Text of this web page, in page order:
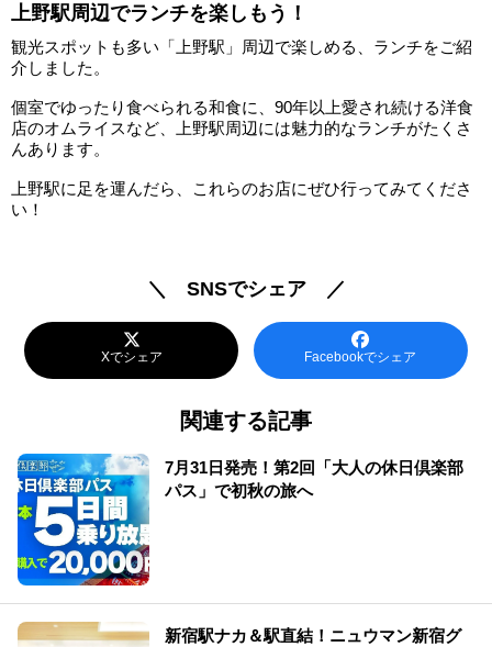
上野駅周辺でランチを楽しもう！
観光スポットも多い「上野駅」周辺で楽しめる、ランチをご紹
介しました。
個室でゆったり食べられる和食に、90年以上愛され続ける洋食
店のオムライスなど、上野駅周辺には魅力的なランチがたくさ
んあります。
上野駅に足を運んだら、これらのお店にぜひ行ってみてくださ
い！
＼ SNSでシェア ／
Xでシェア Facebookでシェア
関連する記事
7月31日発売！第2回「大人の休日倶楽部
パス」で初秋の旅へ
新宿駅ナカ＆駅直結！ニュウマン新宿グ